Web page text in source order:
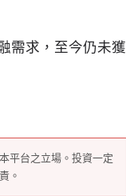
需求，至今仍未獲
平台之立場。投資一定
。